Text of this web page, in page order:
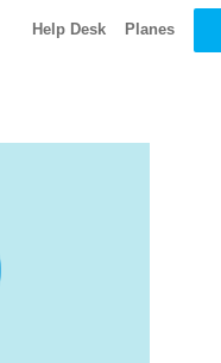
Help Desk Planes